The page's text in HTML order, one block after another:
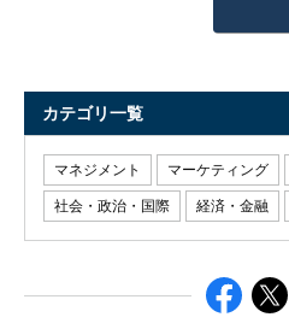
カテゴリ一覧
マネジメント マーケティング
社会・政治・国際 経済・金融